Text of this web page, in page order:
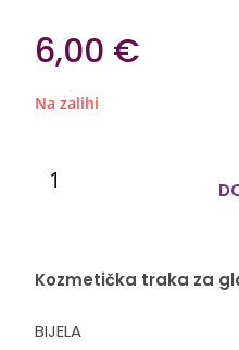
6,00 €
Na zalihi
Kozmetička traka za
BIJELA